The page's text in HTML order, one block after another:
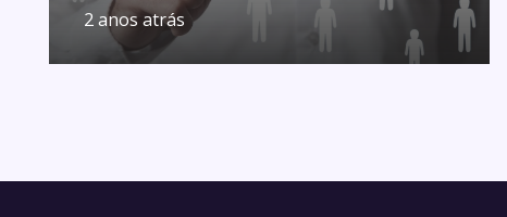
2 anos atrás